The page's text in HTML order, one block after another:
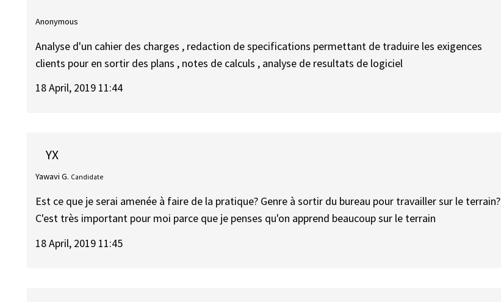
Anonymous
Analyse d'un cahier des charges , redaction de specifications permettant de traduire les exigences
clients pour en sortir des plans , notes de calculs , analyse de resultats de logiciel
18 April, 2019 11:44
YX
Yawavi G. Candidate
Est ce que je serai amenée à faire de la pratique? Genre à sortir du bureau pour travailler sur le terrain?
C'est très important pour moi parce que je penses qu'on apprend beaucoup sur le terrain
18 April, 2019 11:45